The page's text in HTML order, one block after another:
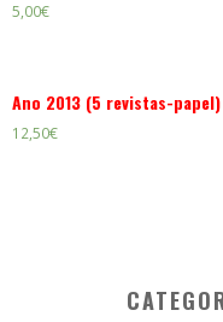
5,00€
Ano 2013 (5 revistas-papel)
12,50€